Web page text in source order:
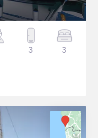
3 3